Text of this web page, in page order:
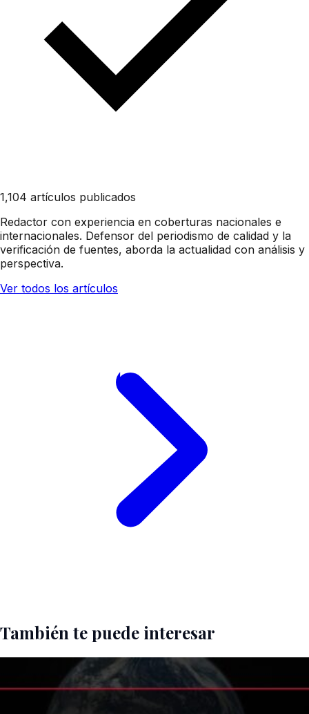
1,104 artículos publicados
Redactor con experiencia en coberturas nacionales e
internacionales. Defensor del periodismo de calidad y la
verificación de fuentes, aborda la actualidad con análisis y
perspectiva.
Ver todos los artículos
También te puede interesar